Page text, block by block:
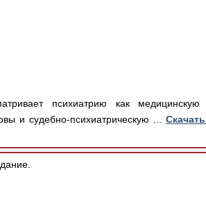
психиатрию как медицинскую
и судебно-психиатрическую ...